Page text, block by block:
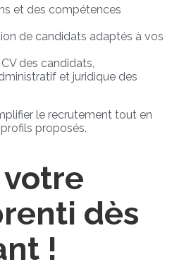
et des compétences
de candidats adaptés à vos
des candidats,
et juridique des
le recrutement tout en
proposés.
dès
!